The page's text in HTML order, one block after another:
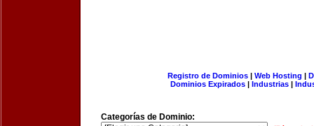
Registro de Dominios| Web Hosting |
Dominios Expirados | Industrias |
Categorías de Dominio: